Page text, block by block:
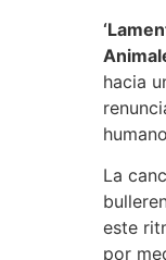
hacia
La
este
por